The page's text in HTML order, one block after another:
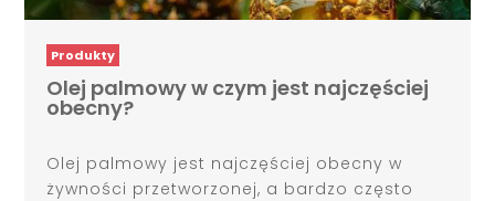
Produkty
Olej palmowy w czym jest najczęściej
obecny?
Olej palmowy jest najczęściej obecny w
żywności przetworzonej, a bardzo często